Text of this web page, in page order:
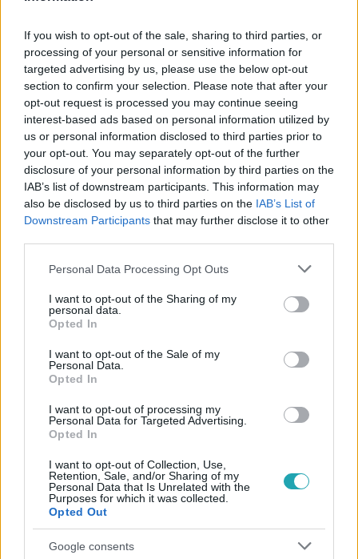
If you wish to opt-out of the sale, sharing to third parties, or
processing of your personal or sensitive information for
targeted advertising by us, please use the below opt-out
section to confirm your selection. Please note that after your
opt-out request is processed you may continue seeing
interest-based ads based on personal information utilized by
us or personal information disclosed to third parties prior to
your opt-out. You may separately opt-out of the further
disclosure of your personal information by third parties on the
IAB’s list of downstream participants. This information may
also be disclosed by us to third parties on the IAB’s List of
Downstream Participants that may further disclose it to other
Please note that this website/app uses one or more Google
not limited to your visit or usage behaviour. You may click to
grant or deny consent to Google and its third-party tags to
use your data for below specified purposes in below Google
consent section.
Personal Data Processing Opt Outs
I want to opt-out of the Sharing of my
personal data.
Opted In
I want to opt-out of the Sale of my
Personal Data.
Opted In
I want to opt-out of processing my
Personal Data for Targeted Advertising.
Opted In
I want to opt-out of Collection, Use,
Retention, Sale, and/or Sharing of my
Personal Data that Is Unrelated with the
Purposes for which it was collected.
Opted Out
Google consents
Követem
BALESET-BŰNÜGY GYILKOSSÁG # PORCSALMA
#FÜRDŐKÁD # VÍZBE FOJTÁS #NYUGDÍJAS
#NYUGDÍJ
Népszerű
13:37